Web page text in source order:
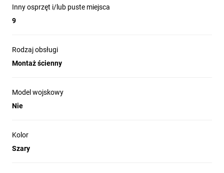
Inny osprzęt i/lub puste miejsca
9
Rodzaj obsługi
Montaż ścienny
Model wojskowy
Nie
Kolor
Szary